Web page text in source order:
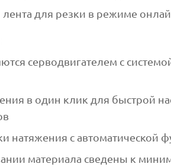
лента для резки в режиме
серводвигателем с
в один клик для быстрой
натяжения с автоматической
материала сведены к